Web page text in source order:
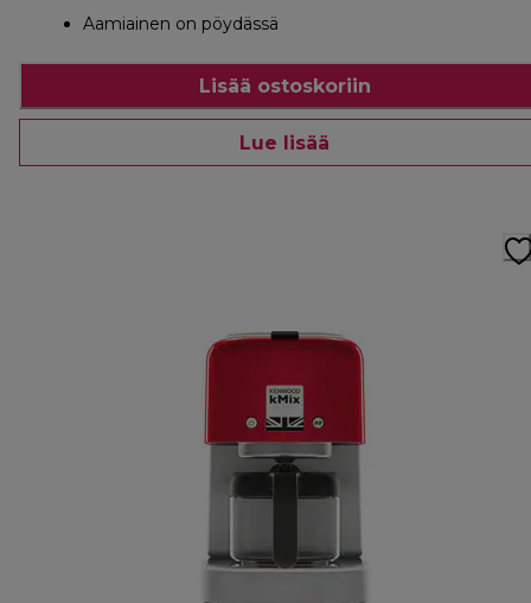
Aamiainen on pöydässä
Lisää ostoskoriin
Lue lisää